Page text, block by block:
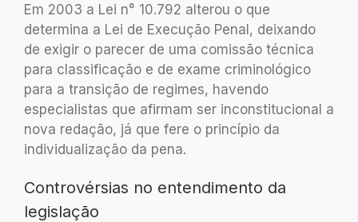
Em 2003 a Lei n° 10.792 alterou o que
determina a Lei de Execução Penal, deixando
de exigir o parecer de uma comissão técnica
para classificação e de exame criminológico
para a transição de regimes, havendo
especialistas que afirmam ser inconstitucional a
nova redação, já que fere o princípio da
individualização da pena.
Controvérsias no entendimento da
legislação